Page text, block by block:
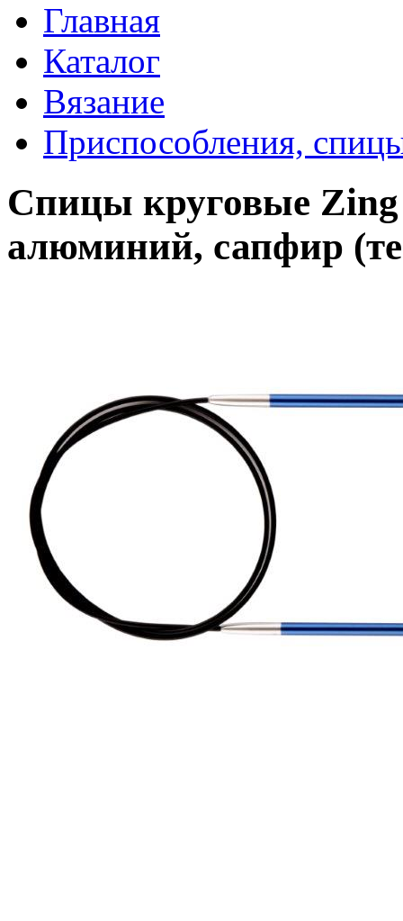
Главная
Каталог
Вязание
Приспособления,
Спицы круговые
алюминий, сапфир